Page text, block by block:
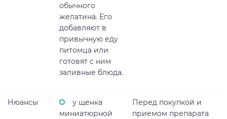
обычного
желатина. Его
добавляют в
привычную еду
питомца или
готовят с ним
заливные блюда.
Нюансы
у щенка
миниатюрной
Перед покупкой и
приемом препарата